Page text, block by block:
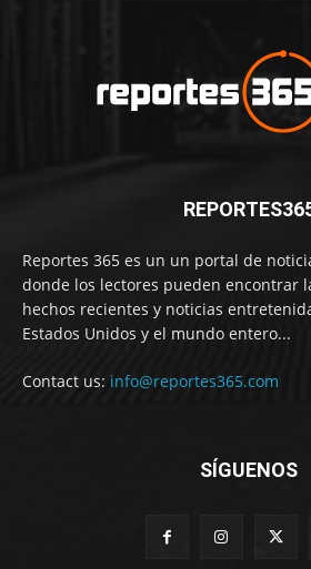
Reportes 365 es un un portal de
donde los lectores pueden encontrar
hechos recientes y noticias
Estados Unidos y el mundo entero...
Contact us: info@reportes365.com
SÍGUENOS